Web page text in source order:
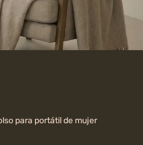
para portátil de mujer